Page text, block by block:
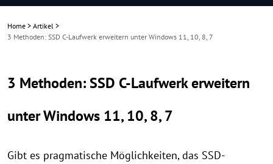
Home > Artikel >
3 Methoden: SSD C-Laufwerk erweitern unter Windows 11, 10, 8, 7
3 Methoden: SSD C-Laufwerk erweitern
unter Windows 11, 10, 8, 7
Gibt es pragmatische Möglichkeiten, das SSD-